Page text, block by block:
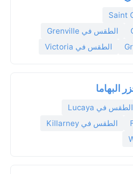
الطقس في Grenville
الطقس في Victoria
الطقس في Lucaya
الطقس في Killarney